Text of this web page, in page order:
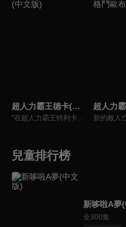
超人力霸王德卡(中文版)
"在超人力霸王特利卡擊敗闇之巨人十年後，昔日的怪獸災害已消滅，地球似乎恢復了和平。人類的目光進一步轉向宇宙，而怪獸災害的對策規模開始縮小。就在這時，突然飛來的神秘宇宙浮遊物體「索菲亞」開始襲擊地球，人類與宇宙的聯繫被斷絕，成為了「孤島般的星球」…"
兒童排行榜
新哆啦A夢
全300集